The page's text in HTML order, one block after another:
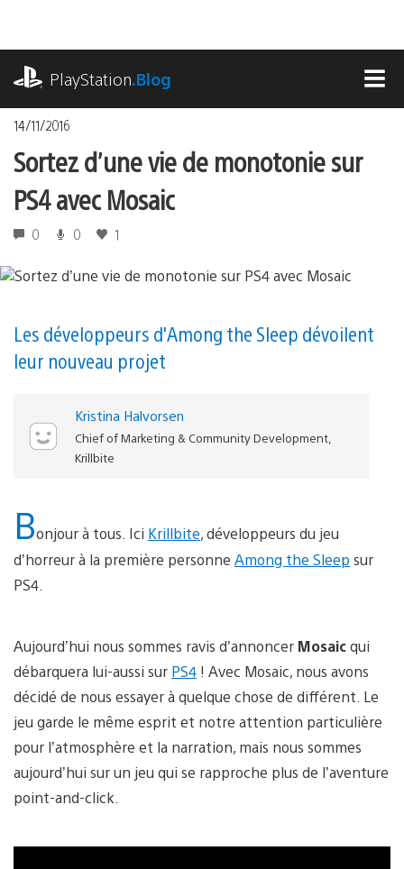
contenu
PlayStation.Blog
14/11/2016
Sortez d’une vie de monotonie sur
PS4 avec Mosaic
0 0 1
Les développeurs d'Among the Sleep dévoilent
leur nouveau projet
Kristina Halvorsen
Chief of Marketing & Community Development,
Krillbite
Bonjour à tous. Ici Krillbite, développeurs du jeu
d’horreur à la première personne Among the Sleep sur
PS4.
Aujourd’hui nous sommes ravis d’annoncer Mosaicqui
débarquera lui-aussi sur PS4 ! Avec Mosaic, nous avons
décidé de nous essayer à quelque chose de différent. Le
jeu garde le même esprit et notre attention particulière
pour l’atmosphère et la narration, mais nous sommes
aujourd’hui sur un jeu qui se rapproche plus de l’aventure
point-and-click.